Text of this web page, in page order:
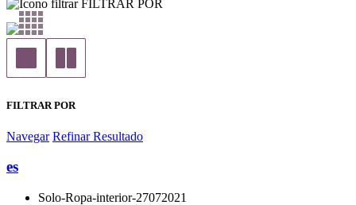
FILTRAR POR
FILTRAR POR
Navegar Refinar Resultado
es
Solo-Ropa-interior-27072021